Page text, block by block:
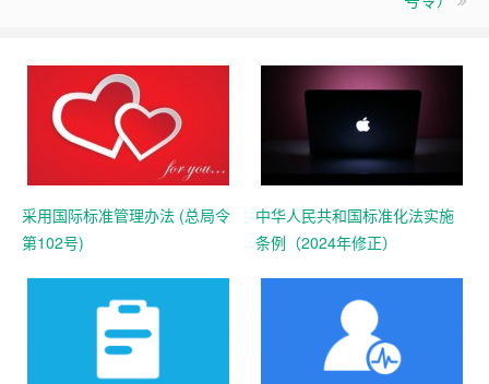
采用国际标准管理办法 (总局令
第102号)
中华人民共和国标准化法实施
条例（2024年修正）